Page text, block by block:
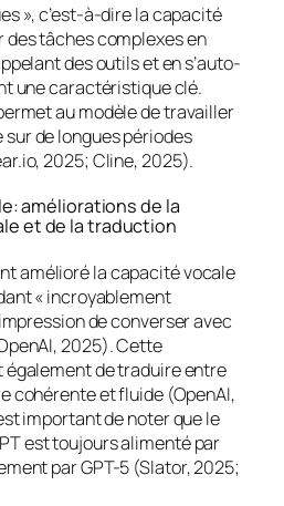
», c’est-à-dire la capacité
tâches complexes en
des outils et en s’auto-
une caractéristique clé.
au modèle de travailler
de longues périodes
2025; Cline, 2025).
améliorations de la
et de la traduction
amélioré la capacité vocale
« incroyablement
de converser avec
2025). Cette
de traduire entre
cohérente et fluide (OpenAI,
important de noter que le
est toujours alimenté par
par GPT-5 (Slator, 2025;